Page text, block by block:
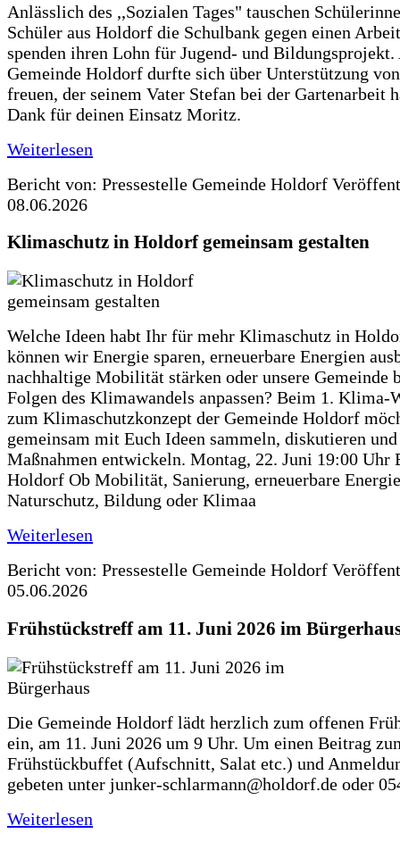
Anlässlich des ,,Sozialen Tages" tauschen
Schüler aus Holdorf die Schulbank gegen einen
spenden ihren Lohn für Jugend- und Bildungsprojekt.
Gemeinde Holdorf durfte sich über Unterstützung
freuen, der seinem Vater Stefan bei der Gartenarbeit
Dank für deinen Einsatz Moritz.
Weiterlesen
Bericht von: Pressestelle Gemeinde Holdorf
08.06.2026
Klimaschutz in Holdorf gemeinsam gestalten
Welche Ideen habt Ihr für mehr Klimaschutz in
können wir Energie sparen, erneuerbare Energien
nachhaltige Mobilität stärken oder unsere Gemeinde
Folgen des Klimawandels anpassen? Beim 1. Klima-
zum Klimaschutzkonzept der Gemeinde Holdorf
gemeinsam mit Euch Ideen sammeln, diskutieren
Maßnahmen entwickeln. Montag, 22. Juni 19:00 Uhr
Holdorf Ob Mobilität, Sanierung, erneuerbare
Naturschutz, Bildung oder Klimaa
Weiterlesen
Bericht von: Pressestelle Gemeinde Holdorf
05.06.2026
Frühstückstreff am 11. Juni 2026 im
Die Gemeinde Holdorf lädt herzlich zum offenen
ein, am 11. Juni 2026 um 9 Uhr. Um einen Beitrag
Frühstückbuffet (Aufschnitt, Salat etc.) und
gebeten unter junker-schlarmann@holdorf.de oder
Weiterlesen